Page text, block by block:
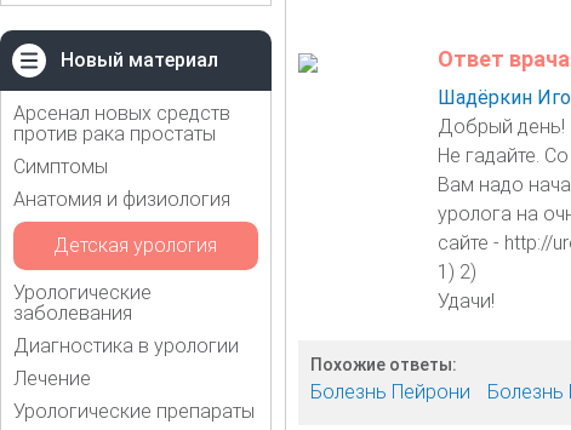
Новый материал
Арсенал новых средств
против рака простаты
Симптомы
Анатомия и физиология
Детская урология
Урологические
заболевания
Диагностика в урологии
Лечение
Урологические препараты
Ответ врача
Шадёркин
Добрый день!
Не гадайте.
Вам надо
уролога на
сайте - http://
1) 2)
Удачи!
Похожие ответы:
Болезнь Пейрони Болезнь